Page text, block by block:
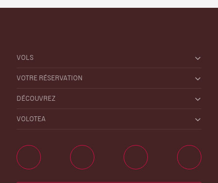
VOLS
VOTRE RÉSERVATION
DÉCOUVREZ
VOLOTEA